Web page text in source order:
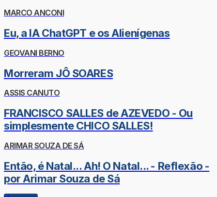
MARCO ANCONI
Eu, a IA ChatGPT e os Alienígenas
GEOVANI BERNO
Morreram JÔ SOARES
ASSIS CANUTO
FRANCISCO SALLES de AZEVEDO - Ou
simplesmente CHICO SALLES!
ARIMAR SOUZA DE SÁ
Então, é Natal... Ah! O Natal... - Reflexão -
por Arimar Souza de Sá